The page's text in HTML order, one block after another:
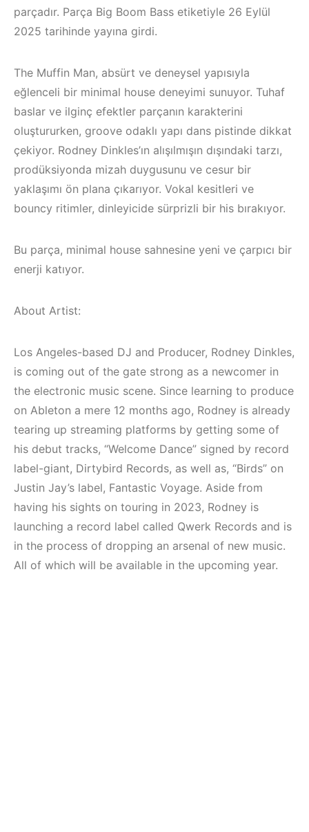
/
/
/
Müzik
2022
Techno,
HEMEN İNCELE
Alaçatı / Akyaka /
Kuşadası /
Elektronik Müzik
Mekanları ve
Etkinlikleri 2023
(Downtempo,
House, Techno)
HEMEN İNCELE
parçadır. Parça Big Boom Bass etiketiyle 26 Eylül
2025 tarihinde yayına girdi.
The Muffin Man, absürt ve deneysel yapısıyla
eğlenceli bir minimal house deneyimi sunuyor. Tuhaf
baslar ve ilginç efektler parçanın karakterini
oluştururken, groove odaklı yapı dans pistinde dikkat
çekiyor. Rodney Dinkles’ın alışılmışın dışındaki tarzı,
prodüksiyonda mizah duygusunu ve cesur bir
yaklaşımı ön plana çıkarıyor. Vokal kesitleri ve
bouncy ritimler, dinleyicide sürprizli bir his bırakıyor.
Bu parça, minimal house sahnesine yeni ve çarpıcı bir
enerji katıyor.
About Artist:
Los Angeles-based DJ and Producer, Rodney Dinkles,
is coming out of the gate strong as a newcomer in
the electronic music scene. Since learning to produce
on Ableton a mere 12 months ago, Rodney is already
tearing up streaming platforms by getting some of
his debut tracks, “Welcome Dance” signed by record
label-giant, Dirtybird Records, as well as, “Birds” on
Justin Jay’s label, Fantastic Voyage. Aside from
having his sights on touring in 2023, Rodney is
launching a record label called Qwerk Records and is
in the process of dropping an arsenal of new music.
All of which will be available in the upcoming year.